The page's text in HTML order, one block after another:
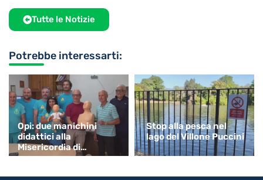
Tutte le Notizie
Potrebbe interessarti:
Opi: due manichini
didattici alla
Misericordia di
Monsummano
Stop alla pesca nel
lago del Villone Puccini